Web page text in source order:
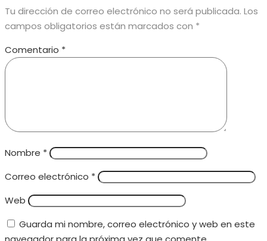
Tu dirección de correo electrónico no será publicada. Los
campos obligatorios están marcados con *
Comentario *
Nombre *
Correo electrónico *
Web
Guarda mi nombre, correo electrónico y web en este